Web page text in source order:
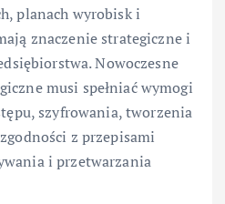
planach wyrobisk i
znaczenie strategiczne i
Nowoczesne
musi spełniać wymogi
szyfrowania, tworzenia
z przepisami
i przetwarzania